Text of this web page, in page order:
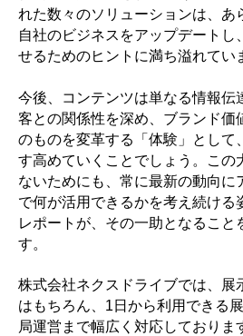
れた数々のソリューションは、あ
自社のビジネスをアップデートし
せるためのヒントに満ち溢れてい
今後、コンテンツは単なる情報伝
客との関係性を深め、ブランド価
のものを変革する「体験」として
す高めていくことでしょう。この
ないためにも、常に最新の動向に
で何が活用できるかを考え続ける
レポートが、その一助となること
す。
株式会社ネクスドライブでは、展
はもちろん、1日から利用できる
局運営まで幅広く対応しておりま